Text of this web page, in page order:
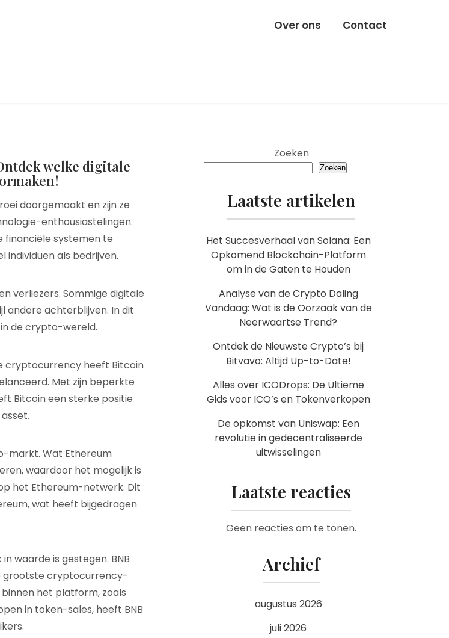
Over ons Contact
welke digitale
doorgemaakt en zijn ze
enthousiastelingen.
financiële systemen te
individuen als bedrijven.
verliezers. Sommige digitale
andere achterblijven. In dit
de crypto-wereld.
cryptocurrency heeft Bitcoin
Met zijn beperkte
Bitcoin een sterke positie
markt. Wat Ethereum
waardoor het mogelijk is
het Ethereum-netwerk. Dit
wat heeft bijgedragen
waarde is gestegen. BNB
grootste cryptocurrency-
het platform, zoals
in token-sales, heeft BNB
Zoeken
Zoeken
Laatste artikelen
Het Succesverhaal van Solana: Een
Opkomend Blockchain-Platform
om in de Gaten te Houden
Analyse van de Crypto Daling
Vandaag: Wat is de Oorzaak van de
Neerwaartse Trend?
Ontdek de Nieuwste Crypto’s bij
Bitvavo: Altijd Up-to-Date!
Alles over ICODrops: De Ultieme
Gids voor ICO’s en Tokenverkopen
De opkomst van Uniswap: Een
revolutie in gedecentraliseerde
uitwisselingen
Laatste reacties
Geen reacties om te tonen.
Archief
augustus 2026
juli 2026